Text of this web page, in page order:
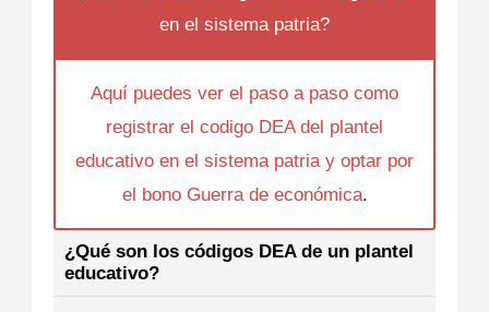
en el sistema patria?
Aquí puedes ver el paso a paso como
registrar el codigo DEA del plantel
educativo en el sistema patria y optar por
el bono Guerra de económica.
¿Qué son los códigos DEA de un plantel
educativo?